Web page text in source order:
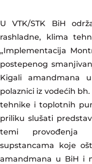
U VTK/STK BiH
rashladne, klima
„Implementacija
postepenog
Kigali amandmana
polaznici iz vodećih
tehnike i toplotnih
priliku slušati
temi provođenja
supstancama koje
amandmana u BiH i